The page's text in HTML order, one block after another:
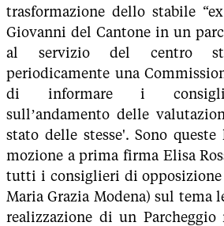
trasformazione dello stabile
Giovanni del Cantone in un
al servizio del centro
periodicamente una
di informare i
sull’andamento delle
stato delle stesse'. Sono
mozione a prima firma Elisa
tutti i consiglieri di opposizione
Maria Grazia Modena) sul tema
realizzazione di un